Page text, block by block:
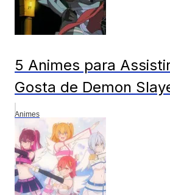
5 Animes para
Gosta de Demon
Animes